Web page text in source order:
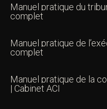
Manuel pratique du
complet
Manuel pratique de
complet
Manuel pratique de la
| Cabinet ACI